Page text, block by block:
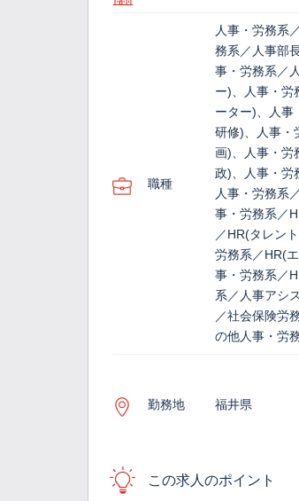
職種
人事・労務系
務系／人事部
事・労務系／
ー)、人事・労
ーター)、人事
研修)、人事・
画)、人事・労
政)、人事・労
人事・労務系
事・労務系／
／HR(タレン
労務系／HR(
事・労務系／
系／人事アシ
／社会保険労
の他人事・労
勤務地 福井県
この求人のポイント